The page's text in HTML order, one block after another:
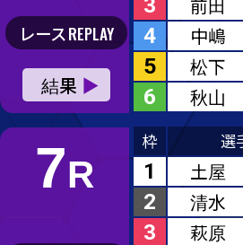
枠 選手名
1 土屋 実沙希
清水 紀克
萩原 丈太朗
4 倉尾 大介
森高 一真
小川 晃司
選手名
大澤 普司